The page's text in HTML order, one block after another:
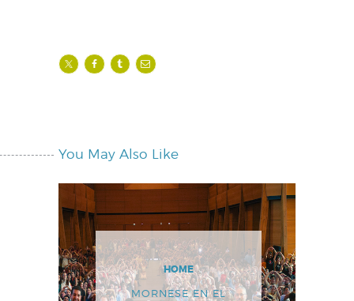
You May Also Like
HOME
MORNESE EN EL